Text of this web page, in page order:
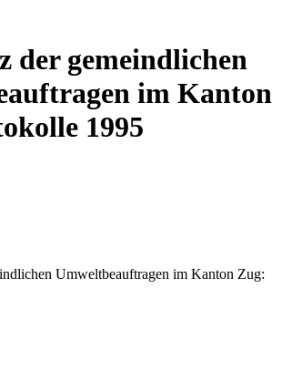
der gemeindlichen
im Kanton
1995
Umweltbeauftragen im Kanton Zug: